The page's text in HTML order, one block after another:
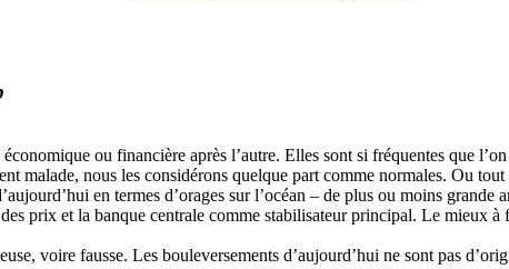
ou financière après l’autre. Elles sont si fréquentes que
malade, nous les considérons quelque part comme normales. Ou
en termes d’orages sur l’océan – de plus ou moins
prix et la banque centrale comme stabilisateur principal. Le mieux à
voire fausse. Les bouleversements d’aujourd’hui ne sont pas